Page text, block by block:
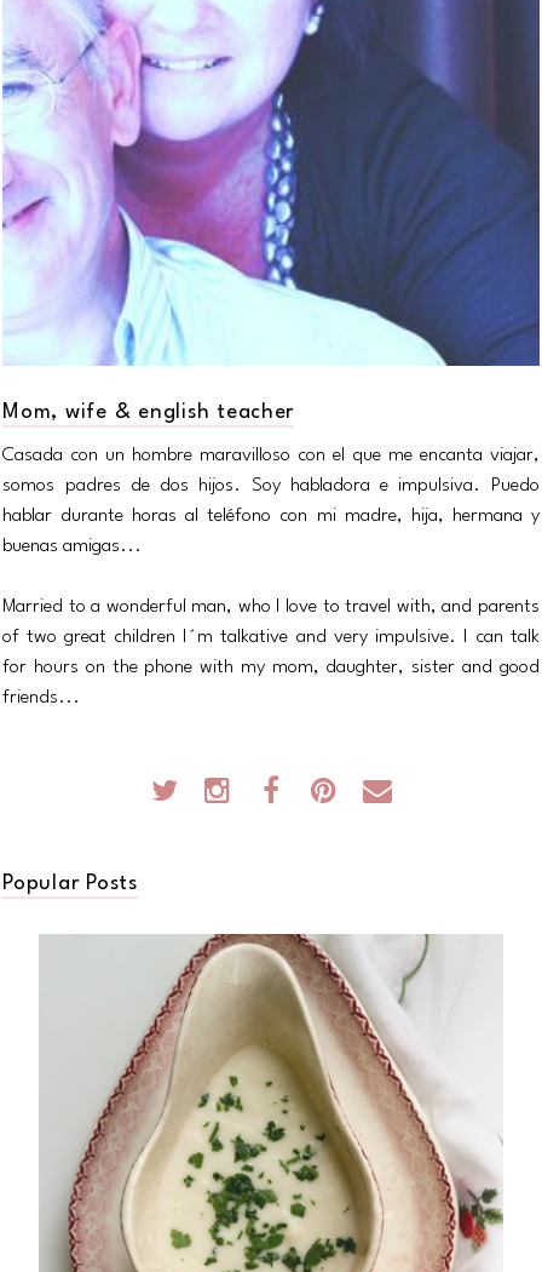
Mom, wife & english teacher
Casada con un hombre maravilloso con el que me encanta viajar,
somos padres de dos hijos. Soy habladora e impulsiva. Puedo
hablar durante horas al teléfono con mi madre, hija, hermana y
buenas amigas...
Married to a wonderful man, who I love to travel with, and parents
of two great children I´m talkative and very impulsive. I can talk
for hours on the phone with my mom, daughter, sister and good
friends...
Popular Posts